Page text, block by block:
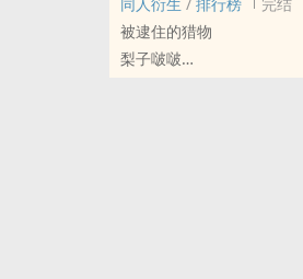
被逮住的猎物
梨子啵啵